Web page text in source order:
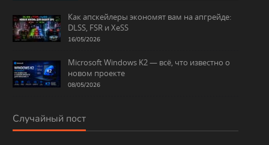
Как апскейлеры экономят вам на апгрейде:
DLSS, FSR и XeSS
16/05/2026
Microsoft Windows K2 — всё, что известно о
новом проекте
08/05/2026
Случайный пост